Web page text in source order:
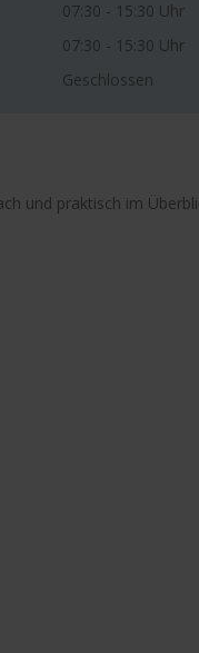
07:30 - 15:30 Uhr
07:30 - 15:30 Uhr
Geschlossen
und praktisch im